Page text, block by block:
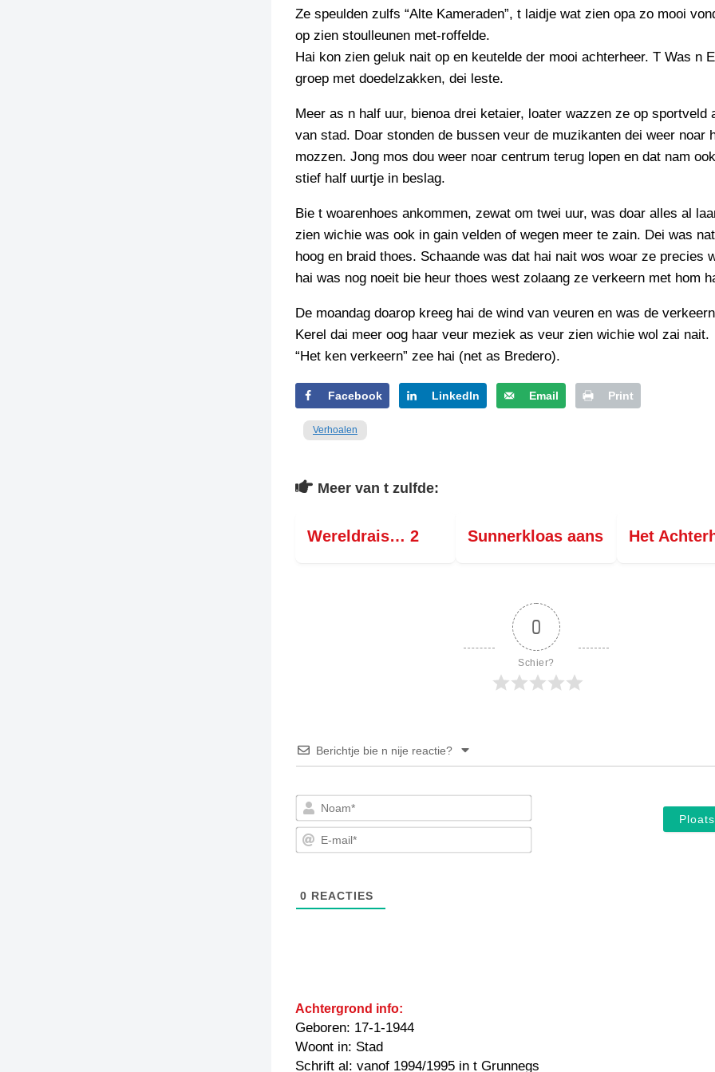
FOTO’S
TIEDSCHRIFT
KREUZE
TENEEL
VERHOALEN
Ze speulden zulfs “Alte Kameraden”, t laidje wat zien opa zo mooi
op zien stoulleunen met-roffelde.
Hai kon zien geluk nait op en keutelde der mooi achterheer. T Was n
groep met doedelzakken, dei leste.
Meer as n half uur, bienoa drei ketaier, loater wazzen ze op sportveld
van stad. Doar stonden de bussen veur de muzikanten dei weer noar
mozzen. Jong mos dou weer noar centrum terug lopen en dat nam
stief half uurtje in beslag.
Bie t woarenhoes ankommen, zewat om twei uur, was doar alles al
zien wichie was ook in gain velden of wegen meer te zain. Dei was
hoog en braid thoes. Schaande was dat hai nait wos woar ze precies
hai was nog noeit bie heur thoes west zolaang ze verkeern met hom
De moandag doarop kreeg hai de wind van veuren en was de
Kerel dai meer oog haar veur meziek as veur zien wichie wol zai nait.
“Het ken verkeern” zee hai (net as Bredero).
Facebook LinkedIn Email Print
Verhoalen
Meer van t zulfde:
Wereldrais… 2 Sunnerkloas aans Het
0
Schier?
Berichtje bie n nije reactie?
Noam*
E-
0 REACTIES
Achtergrond info:
Geboren: 17-1-1944
Woont in: Stad
Schrift al: vanof 1994/1995 in t Grunnegs